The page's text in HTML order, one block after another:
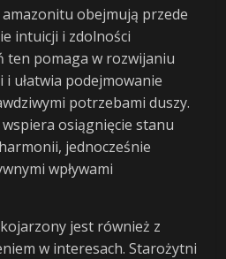
amazonitu obejmują przede
intuicji i zdolności
ten pomaga w rozwijaniu
ułatwia podejmowanie
potrzebami duszy.
osiągnięcie stanu
jednocześnie
wpływami
jest również z
w interesach. Starożytni